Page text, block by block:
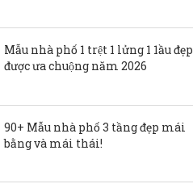
Mẫu nhà phố 1 trệt 1 lửng 1 1ầu đẹp
được ưa chuộng năm 2026
90+ Mẫu nhà phố 3 tầng đẹp mái
bằng và mái thái!